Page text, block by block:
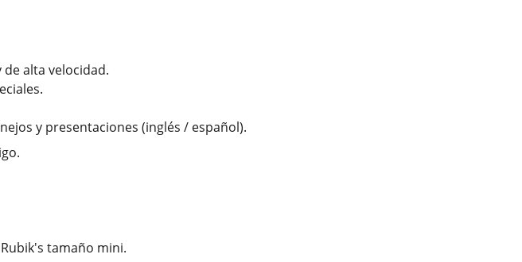
de alta velocidad.
y presentaciones (inglés / español).
tamaño mini.